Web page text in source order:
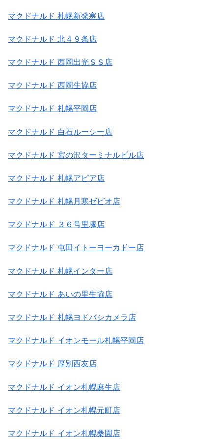
マクドナルド 札幌新発寒店
マクドナルド 北４９条店
マクドナルド 西岡出光ＳＳ店
マクドナルド 西岡生協店
マクドナルド 札幌平岡店
マクドナルド 白石ルーシー店
マクドナルド 宮の沢ターミナルビル店
マクドナルド 札幌アピア店
マクドナルド 札幌月寒ゼビオ店
マクドナルド ３６号里塚店
マクドナルド 屯田イトーヨーカドー店
マクドナルド 札幌インター店
マクドナルド あいの里生協店
マクドナルド 札幌ヨドバシカメラ店
マクドナルド イオンモール札幌平岡店
マクドナルド 厚別西友店
マクドナルド イオン札幌麻生店
マクドナルド イオン札幌元町店
マクドナルド イオン札幌桑園店